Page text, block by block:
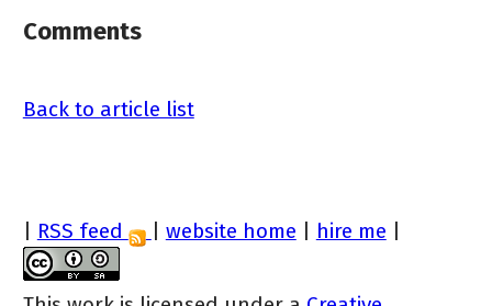
Comments
Back to article list
RSS feed website home hire me